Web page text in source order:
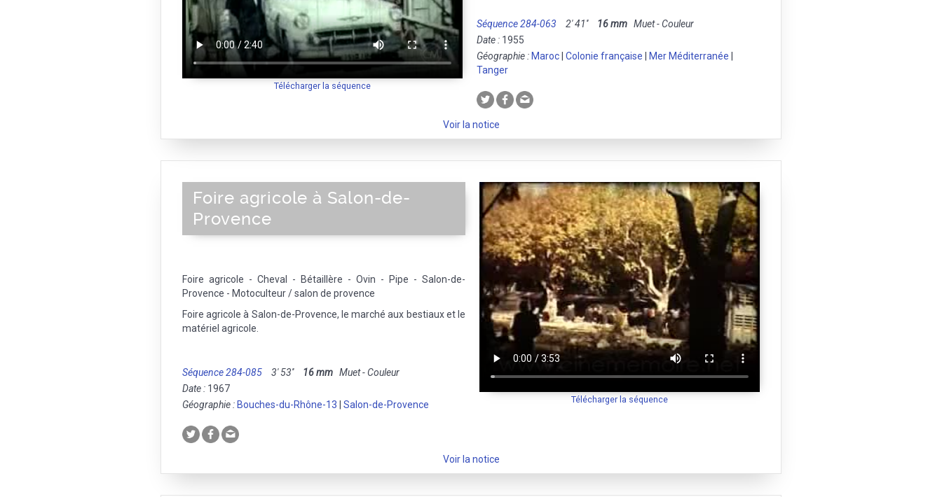
Télécharger la séquence
Séquence 284-063 2' 41'' 16 mm Muet - Couleur
Date : 1955
Géographie : Maroc Colonie française Mer Méditerranée
Tanger
Voir la notice
Télécharger la séquence
Foire agricole à Salon-de-
Provence
Foire agricole - Cheval - Bétaillère - Ovin - Pipe - Salon-de-
Provence - Motoculteur / salon de provence
Foire agricole à Salon-de-Provence, le marché aux bestiaux et le
matériel agricole.
Séquence 284-085 3' 53'' 16 mm Muet - Couleur
Date : 1967
Géographie : Bouches-du-Rhône-13 Salon-de-Provence
Voir la notice